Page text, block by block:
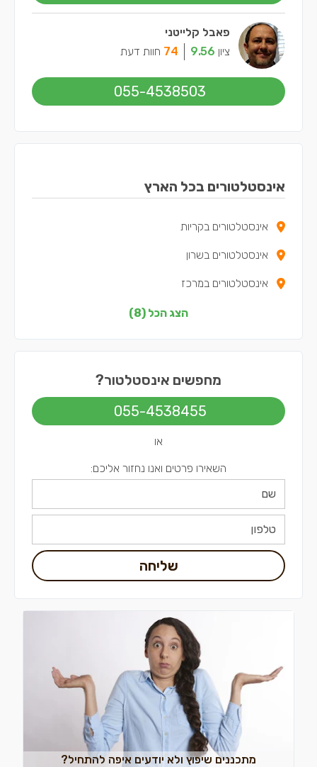
פאבל קלייטני
ציון 9.56
74 חוות דעת
055-4538503
אינסטלטורים בכל הארץ
אינסטלטורים בקריות
אינסטלטורים בשרון
אינסטלטורים במרכז
אינסטלטורים בצפון
אינסטלטורים בדרום
אינסטלטורים בירושלים
אינסטלטורים בתל אביב
הצג הכל (8)
מחפשים אינסטלטור?
055-4538455
או
השאירו פרטים ואנו נחזור אליכם:
שליחה
מתכננים שיפוץ ולא יודעים איפה להתחיל?